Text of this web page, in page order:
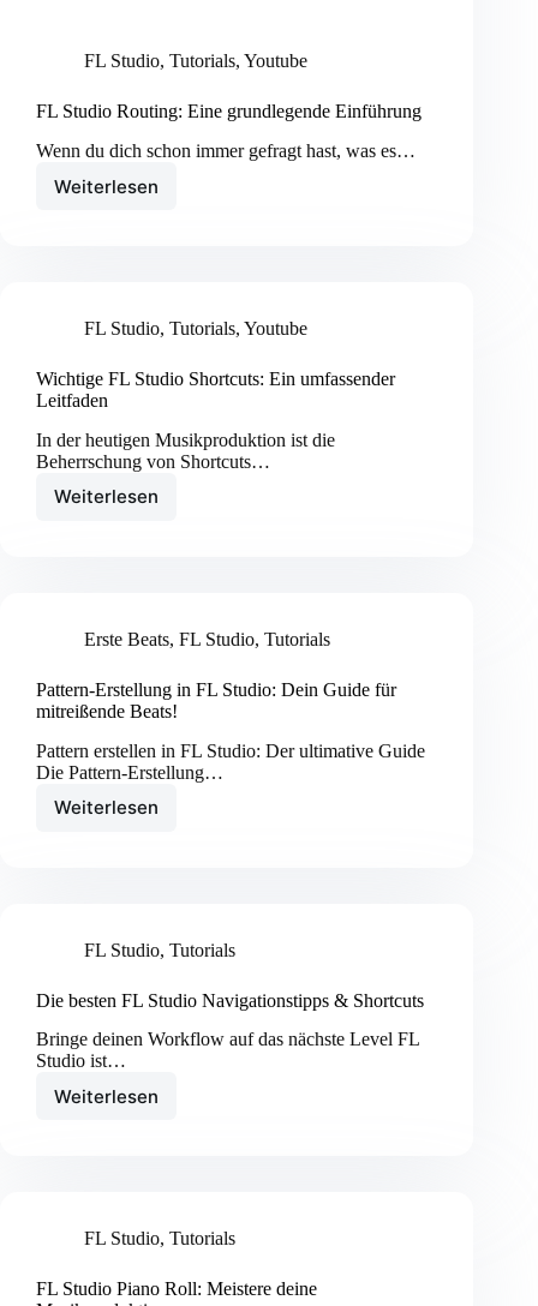
FL Studio, Tutorials, Youtube
FL Studio Routing: Eine grundlegende Einführung
Wenn du dich schon immer gefragt hast, was es…
Weiterlesen
FL
FL Studio, Tutorials, Youtube
Wichtige FL Studio Shortcuts: Ein umfassender
Leitfaden
In der heutigen Musikproduktion ist die
Beherrschung von Shortcuts…
Weiterlesen
Wichtige
Leitfaden
Erste Beats, FL Studio, Tutorials
Pattern-Erstellung in FL Studio: Dein Guide für
mitreißende Beats!
Pattern erstellen in FL Studio: Der ultimative Guide
Die Pattern-Erstellung…
Weiterlesen
Pattern-
Guide
mitreißende
FL Studio, Tutorials
Die besten FL Studio Navigationstipps & Shortcuts
Bringe deinen Workflow auf das nächste Level FL
Studio ist…
Weiterlesen
Die
Shortcuts
FL Studio, Tutorials
FL Studio Piano Roll: Meistere deine